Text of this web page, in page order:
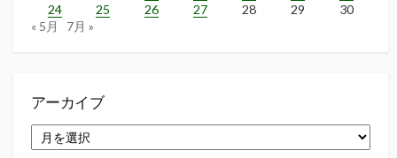
24
25 26 27 28 29
30
« 5月
7月 »
アーカイブ
ー